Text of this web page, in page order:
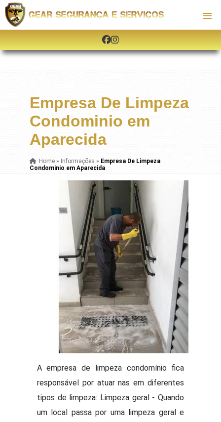
Empresa De Limpeza
Condominio em
Aparecida
Home» Informações » Empresa De Limpeza
Condominio em Aparecida
A empresa de limpeza condomínio fica
responsável por atuar nas em diferentes
tipos de limpeza: Limpeza geral - Quando
um local passa por uma limpeza geral e